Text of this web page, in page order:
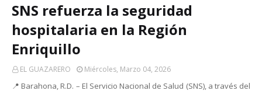
SNS refuerza la seguridad
hospitalaria en la Región
Enriquillo
EL GUAZARERO Miércoles, Marzo 04, 2026
📍 Barahona, R.D. – El Servicio Nacional de Salud (SNS), a través del